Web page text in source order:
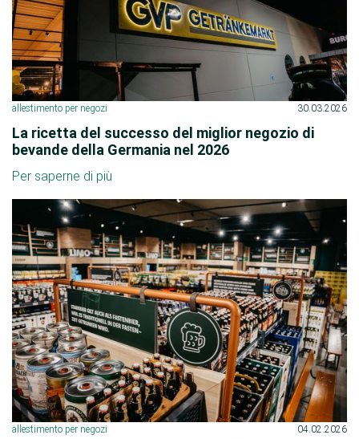
allestimento per negozi 30.03.2026
La ricetta del successo del miglior negozio di
bevande della Germania nel 2026
Per saperne di più
allestimento per negozi 04.02.2026